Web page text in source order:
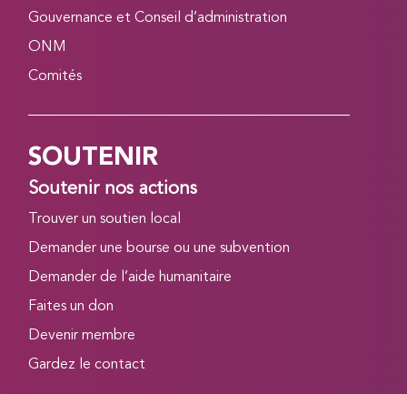
Gouvernance et Conseil d’administration
ONM
Comités
SOUTENIR
Soutenir nos actions
Trouver un soutien local
Demander une bourse ou une subvention
Demander de l’aide humanitaire
Faites un don
Devenir membre
Gardez le contact